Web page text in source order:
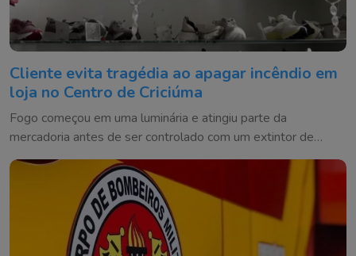
Cliente evita tragédia ao apagar incêndio em
loja no Centro de Criciúma
Fogo começou em uma luminária e atingiu parte da
mercadoria antes de ser controlado com um extintor de
incêndio